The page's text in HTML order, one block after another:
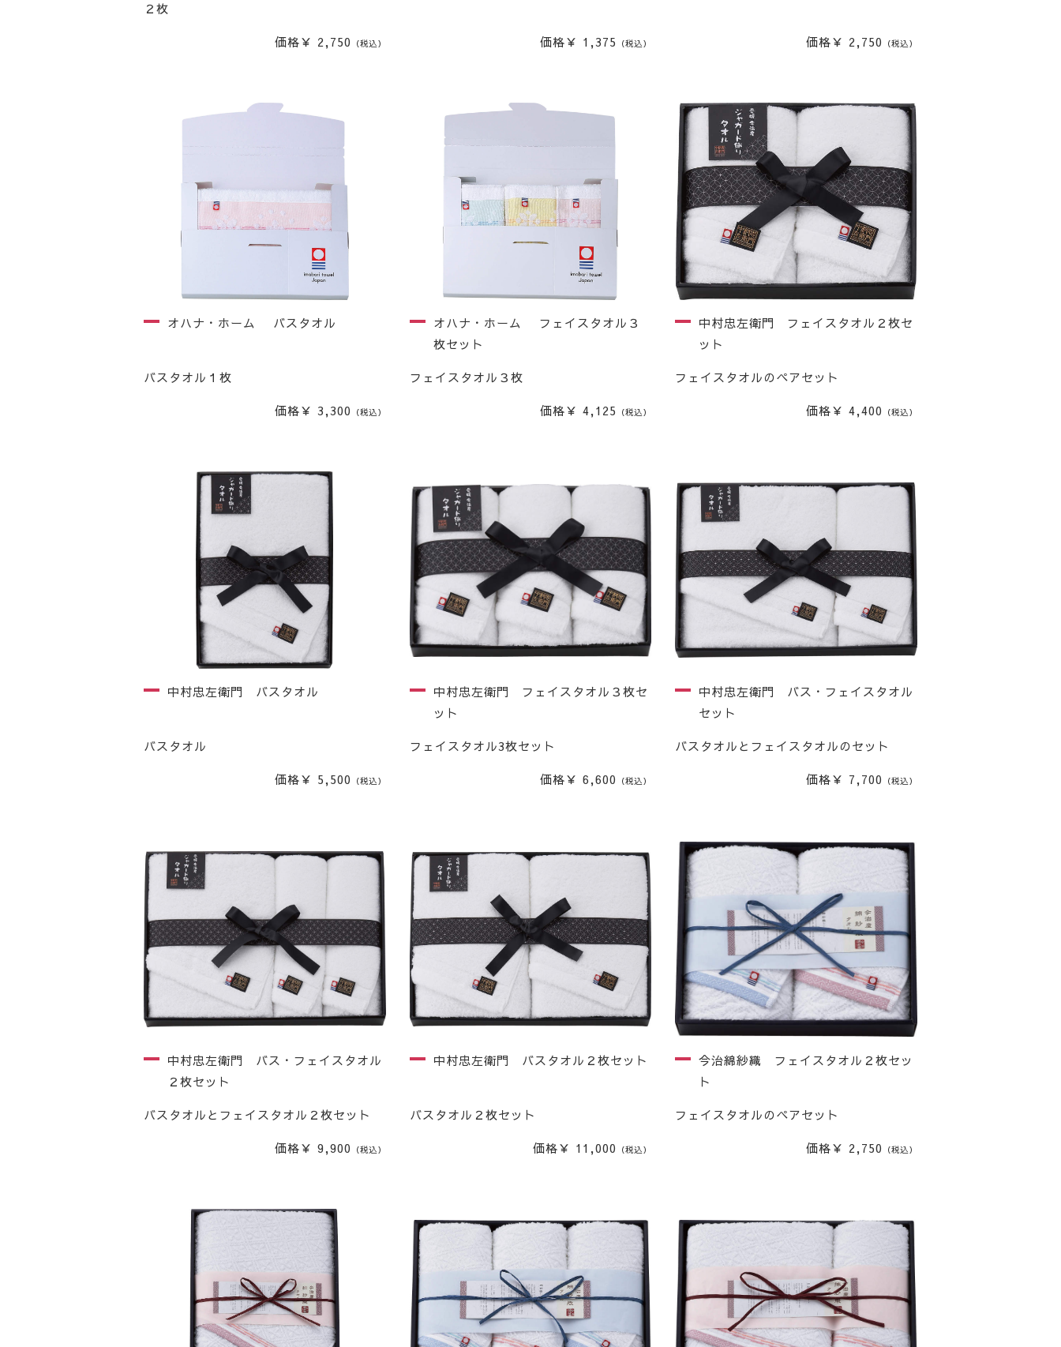
２枚
価格￥ 2,750 （税込） 価格￥ 1,375 （税込） 価格￥ 2,750 （税込）
オハナ・ホーム バスタオル
バスタオル１枚
価格￥ 3,300 （税込）
オハナ・ホーム フェイスタオル３
枚セット
フェイスタオル３枚
価格￥ 4,125 （税込）
中村忠左衛門 フェイスタオル２枚セ
ット
フェイスタオルのペアセット
価格￥ 4,400 （税込）
中村忠左衛門 バスタオル
バスタオル
価格￥ 5,500 （税込）
中村忠左衛門 フェイスタオル３枚セ
ット
フェイスタオル3枚セット
価格￥ 6,600 （税込）
中村忠左衛門 バス・フェイスタオル
セット
バスタオルとフェイスタオルのセット
価格￥ 7,700 （税込）
中村忠左衛門 バス・フェイスタオル
２枚セット
バスタオルとフェイスタオル２枚セット
価格￥ 9,900 （税込）
中村忠左衛門 バスタオル２枚セット
バスタオル２枚セット
価格￥ 11,000 （税込）
今治綿紗織 フェイスタオル２枚セッ
ト
フェイスタオルのペアセット
価格￥ 2,750 （税込）